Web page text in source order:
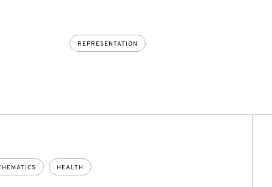
REPRESENTATION
HEALTH